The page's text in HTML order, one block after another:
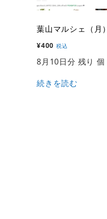
葉山マルシェ（月
¥400 税込
8月10日分 残り 個
続きを読む